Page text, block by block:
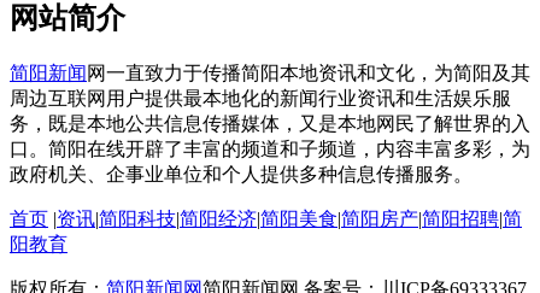
网站简介
简阳新闻 网一直致力于传播简阳本地资讯和文化，为简阳及其
周边互联网用户提供最本地化的新闻行业资讯和生活娱乐服
务，既是本地公共信息传播媒体，又是本地网民了解世界的入
口。简阳在线开辟了丰富的频道和子频道，内容丰富多彩，为
政府机关、企事业单位和个人提供多种信息传播服务。
首页 |资讯|简阳科技|简阳经济|简阳美食|简阳房产|简阳招聘|简
阳教育
版权所有： 简阳新闻网简阳新闻网 备案号：川ICP备69333367